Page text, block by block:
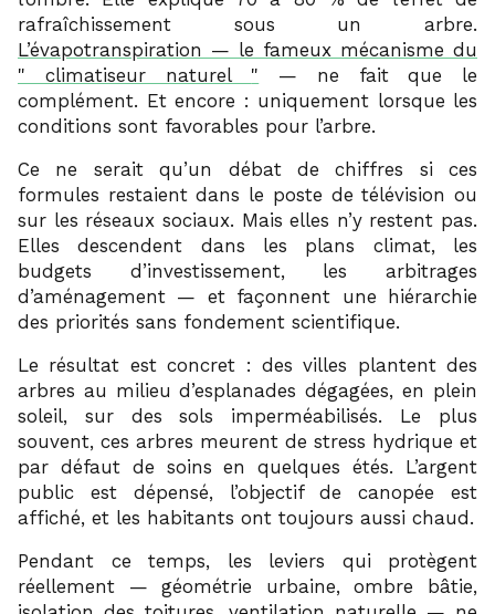
rafraîchissement sous un arbre.
L’évapotranspiration — le fameux mécanisme du
climatiseur naturel
— ne fait que le
complément. Et encore : uniquement lorsque les
conditions sont favorables pour l’arbre.
Ce ne serait qu’un débat de chiffres si ces
formules restaient dans le poste de télévision ou
sur les réseaux sociaux. Mais elles n’y restent pas.
Elles descendent dans les plans climat, les
budgets d’investissement, les arbitrages
d’aménagement — et façonnent une hiérarchie
des priorités sans fondement scientifique.
Le résultat est concret : des villes plantent des
arbres au milieu d’esplanades dégagées, en plein
soleil, sur des sols imperméabilisés. Le plus
souvent, ces arbres meurent de stress hydrique et
par défaut de soins en quelques étés. L’argent
public est dépensé, l’objectif de canopée est
affiché, et les habitants ont toujours aussi chaud.
Pendant ce temps, les leviers qui protègent
réellement — géométrie urbaine, ombre bâtie,